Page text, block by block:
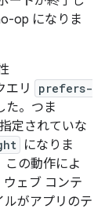
op になりま
エリ
prefers-
た。つま
定されていな
になりま
この動作によ
ェブ コンテ
ルがアプリのテ